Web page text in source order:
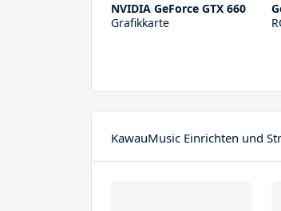
NVIDIA GeForce GTX 660
Grafikkarte
KawauMusic Einrichten und